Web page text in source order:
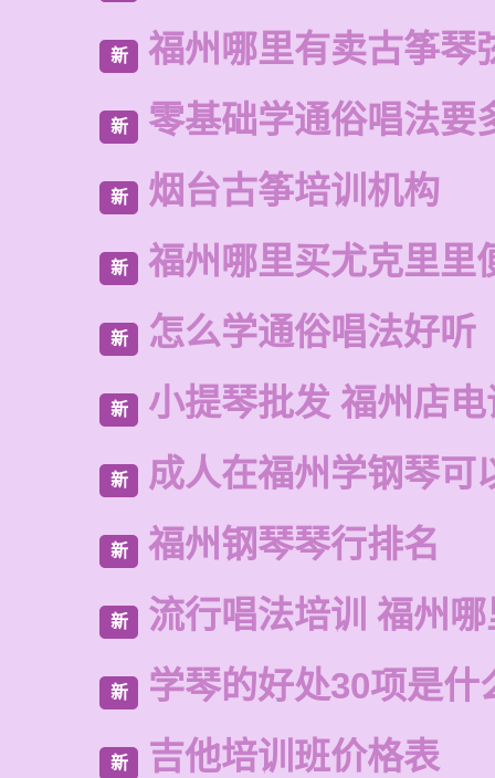
新 福州哪里有卖古筝琴
新 零基础学通俗唱法要
新 烟台古筝培训机构
新 福州哪里买尤克里里
新 怎么学通俗唱法好听
新 小提琴批发 福州店
新 成人在福州学钢琴可
新 福州钢琴琴行排名
新 流行唱法培训 福州
新 学琴的好处30项是什
新 吉他培训班价格表